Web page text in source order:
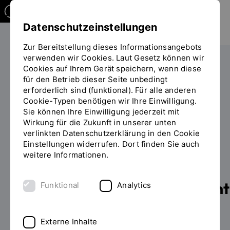
Sie
befinden
sich
auf
der
Seite
"Zusatzangebot
(Detailansicht)"
Studieren
INHALT
MODUL
Module aus dem Master
Kommunikationsmanagement
absolvieren
Datenschutzeinstellungen
Zur Bereitstellung dieses Informationsangebots
verwenden wir Cookies. Laut Gesetz können wir
Cookies auf Ihrem Gerät speichern, wenn diese
für den Betrieb dieser Seite unbedingt
erforderlich sind (funktional). Für alle anderen
Cookie-Typen benötigen wir Ihre Einwilligung.
Sie können Ihre Einwilligung jederzeit mit
Wirkung für die Zukunft in unserer unten
verlinkten Datenschutzerklärung in den Cookie
Einstellungen widerrufen. Dort finden Sie auch
weitere Informationen.
Funktional Analytics
Externe Inhalte